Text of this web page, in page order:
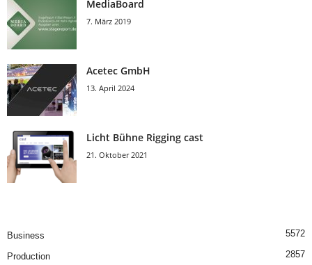
MediaBoard
7. März 2019
Acetec GmbH
13. April 2024
Licht Bühne Rigging cast
21. Oktober 2021
Business 5572
Production 2857